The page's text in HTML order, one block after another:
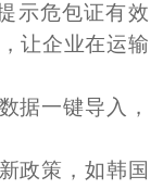
示危包证有效
让企业在运输
据一键导入，
政策，如韩国